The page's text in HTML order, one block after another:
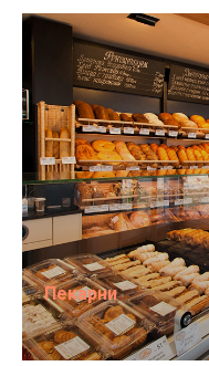
Пекарни